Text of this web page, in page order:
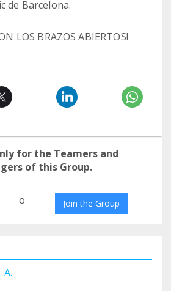
de Barcelona.
LOS BRAZOS ABIERTOS!
for the Teamers and
of this Group.
o Join the Group
A.